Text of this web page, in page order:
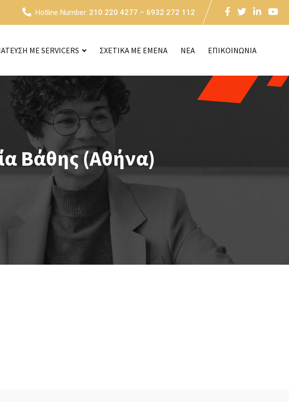
Hotline Number: 210 220 4277 – 6932 272 112
ΜΕ SERVICERS ΣΧΕΤΙΚΑ ΜΕ ΕΜΕΝΑ NEA ΕΠΙΚΟΙΝΩΝΙΑ
Βάθης (Αθήνα)